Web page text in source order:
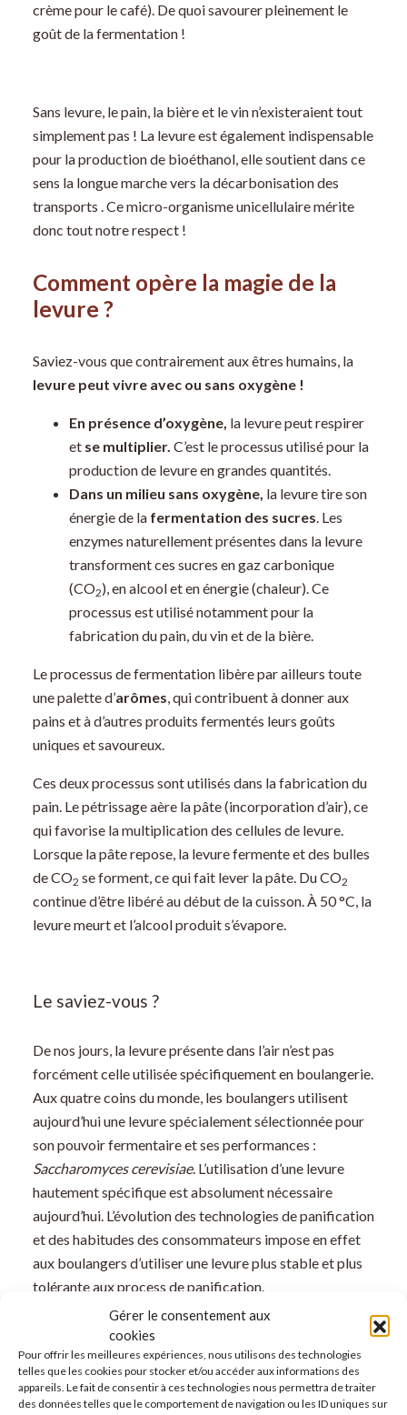
Gérer le consentement aux
cookies
Pour offrir les meilleures expériences, nous utilisons des technologies
telles que les cookies pour stocker et/ou accéder aux informations des
appareils. Le fait de consentir à ces technologies nous permettra de traiter
des données telles que le comportement de navigation ou les ID uniques sur
crème pour le café). De quoi savourer pleinement le
goût de la fermentation !
Sans levure, le pain, la bière et le vin n’existeraient tout
simplement pas ! La levure est également indispensable
pour la production de bioéthanol, elle soutient dans ce
sens la longue marche vers la décarbonisation des
transports . Ce micro-organisme unicellulaire mérite
donc tout notre respect !
Comment opère la magie de la
levure ?
Saviez-vous que contrairement aux êtres humains, la
levure peut vivre avec ou sans oxygène !
En présence d’oxygène, la levure peut respirer
et se multiplier. C’est le processus utilisé pour la
production de levure en grandes quantités.
Dans un milieu sans oxygène, la levure tire son
énergie de la fermentation des sucres. Les
enzymes naturellement présentes dans la levure
transforment ces sucres en gaz carbonique
(CO2), en alcool et en énergie (chaleur). Ce
processus est utilisé notamment pour la
fabrication du pain, du vin et de la bière.
Le processus de fermentation libère par ailleurs toute
une palette d’arômes, qui contribuent à donner aux
pains et à d’autres produits fermentés leurs goûts
uniques et savoureux.
Ces deux processus sont utilisés dans la fabrication du
pain. Le pétrissage aère la pâte (incorporation d’air), ce
qui favorise la multiplication des cellules de levure.
Lorsque la pâte repose, la levure fermente et des bulles
de CO2 se forment, ce qui fait lever la pâte. Du CO2
continue d’être libéré au début de la cuisson. À 50 °C, la
levure meurt et l’alcool produit s’évapore.
Le saviez-vous ?
De nos jours, la levure présente dans l’air n’est pas
forcément celle utilisée spécifiquement en boulangerie.
Aux quatre coins du monde, les boulangers utilisent
aujourd’hui une levure spécialement sélectionnée pour
son pouvoir fermentaire et ses performances :
Saccharomyces cerevisiae. L’utilisation d’une levure
hautement spécifique est absolument nécessaire
aujourd’hui. L’évolution des technologies de panification
et des habitudes des consommateurs impose en effet
aux boulangers d’utiliser une levure plus stable et plus
tolérante aux process de panification.
Levure ou poudre à lever : quelle
différence en cuisine ?